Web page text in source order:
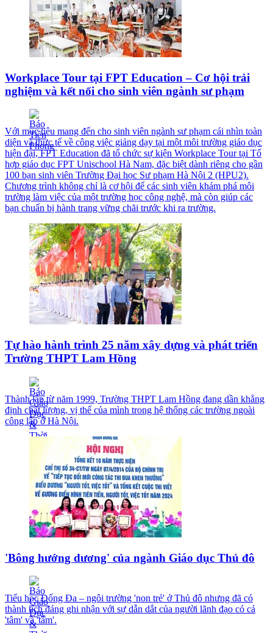
Workplace Tour tại FPT Education – Cơ hội trải
nghiệm và kết nối cho sinh viên ngành sư phạm
Với mục tiêu mang đến cho sinh viên ngành sư phạm cái nhìn toàn
diện và thực tế về công việc giảng dạy tại một môi trường giáo dục
hiện đại, FPT Education đã tổ chức sự kiện Workplace Tour tại Tổ
hợp giáo dục FPT Unischool Hà Nam, đặc biệt dành riêng cho gần
100 bạn sinh viên Trường Đại học Sư phạm Hà Nội 2 (HPU2).
Chương trình không chỉ là cơ hội để các sinh viên khám phá môi
trường làm việc của một trường học công nghệ, mà còn giúp các
bạn chuẩn bị hành trang vững chãi trước khi ra trường.
Tự hào hành trình 25 năm xây dựng và phát triển
Trường THPT Lam Hồng
Thành lập từ năm 1999, Trường THPT Lam Hồng đang dần khẳng
định chất lượng, vị thế của mình trong hệ thống các trường ngoài
công lập ở Hà Nội.
'Bông hướng dương' của ngành Giáo dục Thủ đô
Tiểu học Đống Đa – ngôi trường 'non trẻ' ở Thủ đô nhưng đã có
thành tích đáng ghi nhận với sự dẫn dắt của người lãnh đạo có cả
'tâm' và 'tầm'.